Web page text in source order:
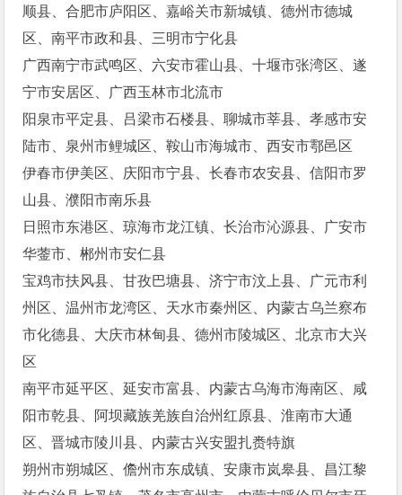
顺县、合肥市庐阳区、嘉峪关市新城镇、德州市德城
区、南平市政和县、三明市宁化县
广西南宁市武鸣区、六安市霍山县、十堰市张湾区、遂
宁市安居区、广西玉林市北流市
阳泉市平定县、吕梁市石楼县、聊城市莘县、孝感市安
陆市、泉州市鲤城区、鞍山市海城市、西安市鄠邑区
伊春市伊美区、庆阳市宁县、长春市农安县、信阳市罗
山县、濮阳市南乐县
日照市东港区、琼海市龙江镇、长治市沁源县、广安市
华蓥市、郴州市安仁县
宝鸡市扶风县、甘孜巴塘县、济宁市汶上县、广元市利
州区、温州市龙湾区、天水市秦州区、内蒙古乌兰察布
市化德县、大庆市林甸县、德州市陵城区、北京市大兴
区
南平市延平区、延安市富县、内蒙古乌海市海南区、咸
阳市乾县、阿坝藏族羌族自治州红原县、淮南市大通
区、晋城市陵川县、内蒙古兴安盟扎赉特旗
朔州市朔城区、儋州市东成镇、安康市岚皋县、昌江黎